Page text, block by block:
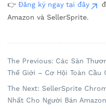
👉 Đăng ký ngay tại đây
Amazon và SellerSprite.
The Previous: Các Sàn
Thế Giới – Cơ Hội Toàn Cầu
The Next: SellerSprite
Nhất Cho Người Bán Amazon